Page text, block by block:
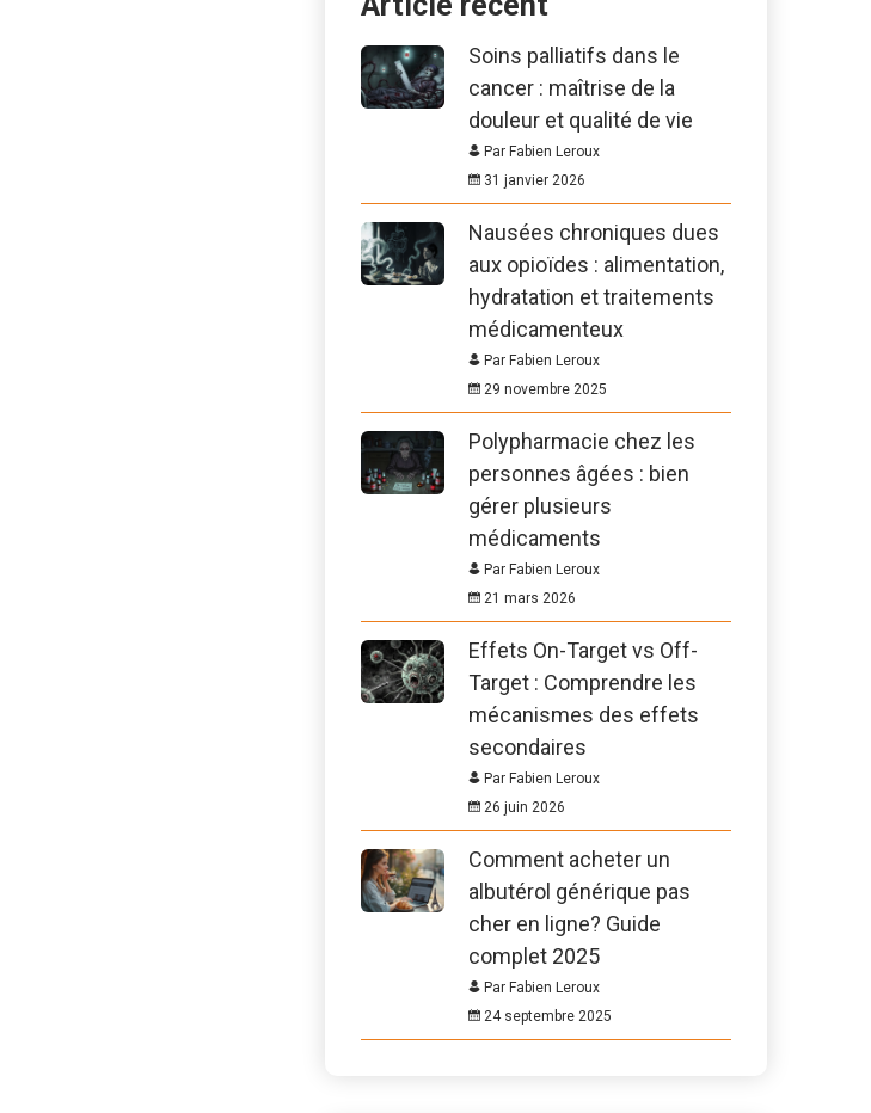
Soins palliatifs dans le
cancer : maîtrise de la
douleur et qualité de vie
Par Fabien Leroux
31 janvier 2026
Nausées chroniques dues
aux opioïdes : alimentation,
hydratation et traitements
médicamenteux
Par Fabien Leroux
29 novembre 2025
Polypharmacie chez les
personnes âgées : bien
gérer plusieurs
médicaments
Par Fabien Leroux
21 mars 2026
Effets On-Target vs Off-
Target : Comprendre les
mécanismes des effets
secondaires
Par Fabien Leroux
26 juin 2026
Comment acheter un
albutérol générique pas
cher en ligne? Guide
complet 2025
Par Fabien Leroux
24 septembre 2025